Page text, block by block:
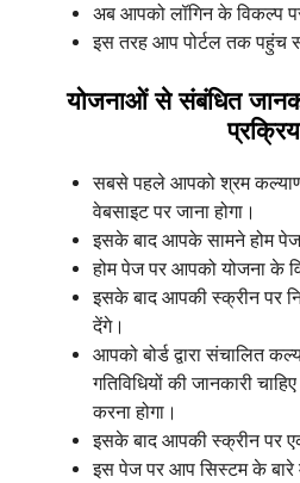
अब आपको लॉगिन के विकल्प
इस तरह आप पोर्टल तक पहुंच
योजनाओं से संबंधित
सबसे पहले आपको श्रम
वेबसाइट पर जाना होगा।
इसके बाद आपके सामने होम
होम पेज पर आपको योजना के
इसके बाद आपकी स्क्रीन पर
देंगे।
आपको बोर्ड द्वारा संचालित
गतिविधियों की जानकारी
करना होगा।
इसके बाद आपकी स्क्रीन पर
इस पेज पर आप सिस्टम के बारे